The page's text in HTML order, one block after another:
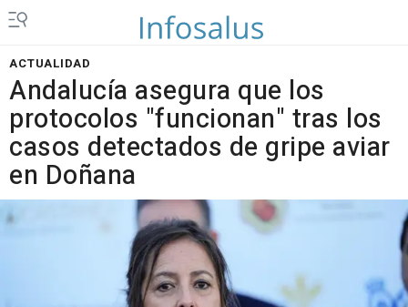
ACTUALIDAD
Andalucía asegura que los
protocolos "funcionan" tras los
casos detectados de gripe aviar
en Doñana